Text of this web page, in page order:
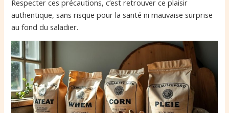
Respecter ces précautions, c’est retrouver ce plaisir
authentique, sans risque pour la santé ni mauvaise surprise
au fond du saladier.